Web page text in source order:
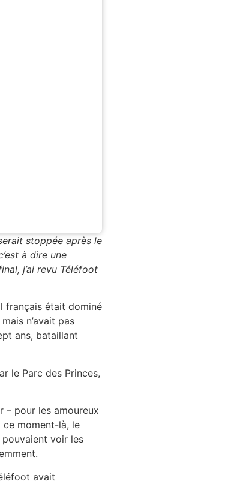
stoppée après le
à dire une
j’ai revu Téléfoot
français était dominé
n’avait pas
ans, bataillant
le Parc des Princes,
– pour les amoureux
ce moment-là, le
pouvaient voir les
avait